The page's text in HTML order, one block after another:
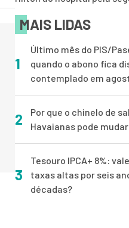
MAIS LIDAS
1
Último mês do PIS/
quando o abono fica
contemplado em
2
Por que o chinelo de
Havaianas pode
3
Tesouro IPCA+ 8%:
taxas altas por seis
décadas?